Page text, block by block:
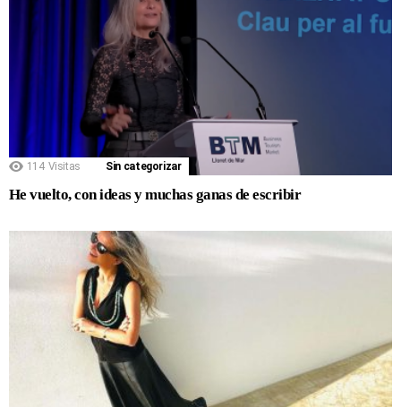
114 Visitas Sin categorizar
He vuelto, con ideas y muchas ganas de escribir